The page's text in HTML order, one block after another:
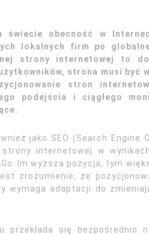
świecie obecność w
lokalnych firm po
strony internetowej to
strona musi być
stron
podejścia i ciągłego
jako SEO (Search Engine
internetowej w
Im wyższa pozycja, tym
zrozumienie, że
wymaga adaptacji do
przekłada się bezpośrednio